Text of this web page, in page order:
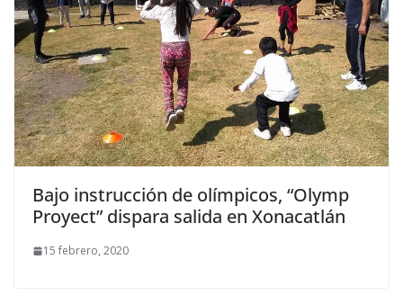
Bajo instrucción de olímpicos, “Olymp
Proyect” dispara salida en Xonacatlán
15 febrero, 2020